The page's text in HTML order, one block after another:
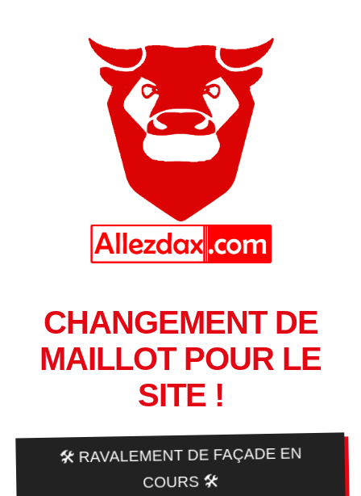
CHANGEMENT DE
MAILLOT POUR LE
SITE !
🛠️ RAVALEMENT DE FAÇADE EN
COURS 🛠️